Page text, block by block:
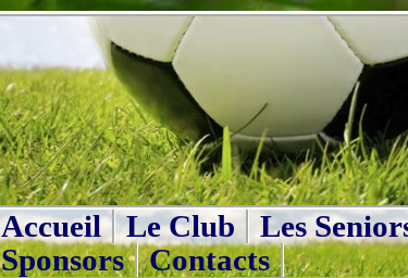
Accueil Le Club Les
Sponsors
Contacts